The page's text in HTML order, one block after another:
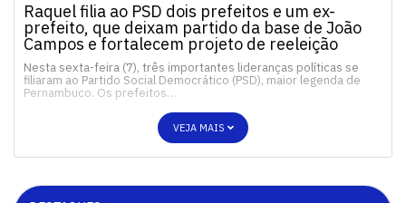
Raquel filia ao PSD dois prefeitos e um ex-
prefeito, que deixam partido da base de João
Campos e fortalecem projeto de reeleição
Nesta sexta-feira (7), três importantes lideranças políticas se
filiaram ao Partido Social Democrático (PSD), maior legenda de
Pernambuco. Os prefeitos…
VEJA MAIS